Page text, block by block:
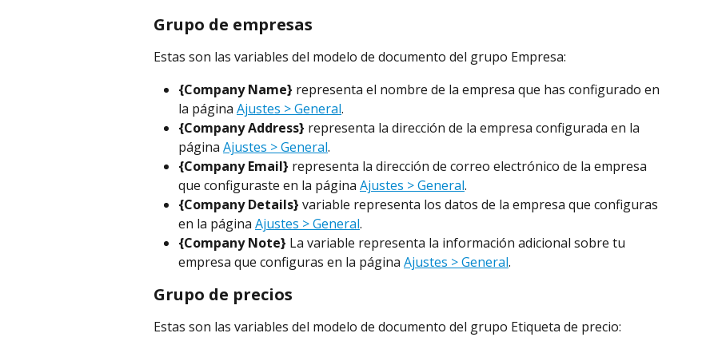
Grupo de empresas
Estas son las variables del modelo de documento del grupo Empresa:
{Company Name} representa el nombre de la empresa que has configurado en
la página Ajustes > General.
{Company Address} representa la dirección de la empresa configurada en la
página Ajustes > General.
{Company Email} representa la dirección de correo electrónico de la empresa
que configuraste en la página Ajustes > General.
{Company Details} variable representa los datos de la empresa que configuras
en la página Ajustes > General.
{Company Note} La variable representa la información adicional sobre tu
empresa que configuras en la página Ajustes > General.
Grupo de precios
Estas son las variables del modelo de documento del grupo Etiqueta de precio: